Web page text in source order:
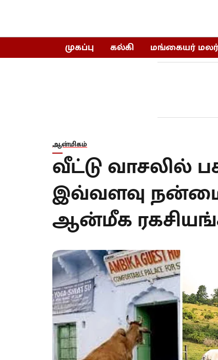
முகப்பு கல்கி மங்கையர் மலர்
ஆன்மிகம்
வீட்டு வாசலில்
இவ்வளவு
ஆன்மீக